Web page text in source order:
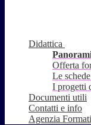
Didattica
Offerta
Le
I progetti
Documenti utili
Contatti e info
Agenzia